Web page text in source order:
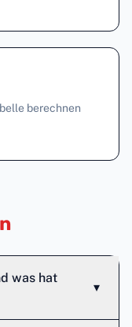
berechnen
was hat
▾